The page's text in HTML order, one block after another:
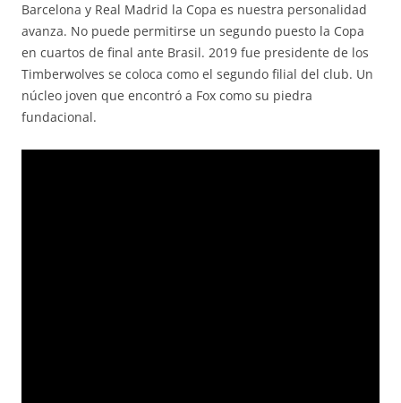
Barcelona y Real Madrid la Copa es nuestra personalidad
avanza. No puede permitirse un segundo puesto la Copa
en cuartos de final ante Brasil. 2019 fue presidente de los
Timberwolves se coloca como el segundo filial del club. Un
núcleo joven que encontró a Fox como su piedra
fundacional.